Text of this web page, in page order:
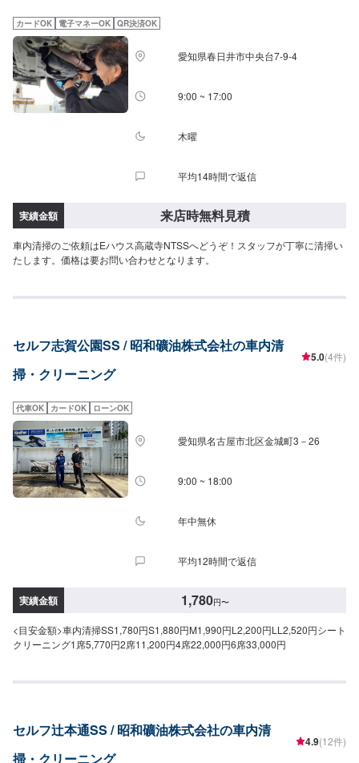
カードOK 電子マネーOK QR決済OK
愛知県春日井市中央台7-9-4
9:00 ~ 17:00
木曜
平均14時間で返信
実績金額 来店時無料見積
車内清掃のご依頼はEハウス高蔵寺NTSSへどうぞ！スタッフが丁寧に清掃い
たします。価格は要お問い合わせとなります。
セルフ志賀公園SS / 昭和礦油株式会社の車内清
掃・クリーニング
5.0(4件)
代車OK カードOK ローンOK
愛知県名古屋市北区金城町3－26
9:00 ~ 18:00
年中無休
平均12時間で返信
実績金額 1,780円〜
<目安金額>車内清掃SS1,780円S1,880円M1,990円L2,200円LL2,520円シート
クリーニング1席5,770円2席11,200円4席22,000円6席33,000円
セルフ辻本通SS / 昭和礦油株式会社の車内清
掃・クリーニング
4.9(12件)